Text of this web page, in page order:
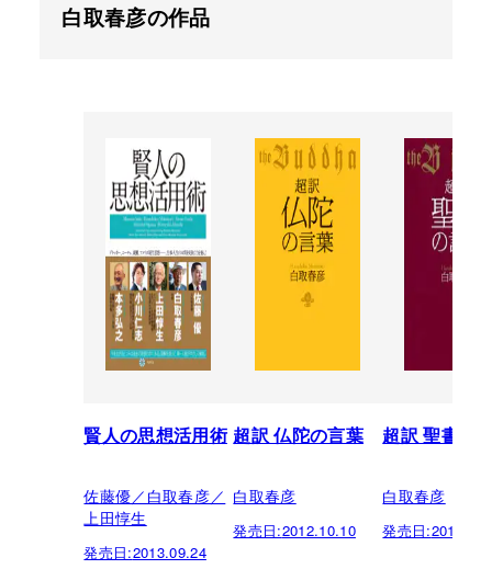
白取春彦の作品
賢人の思想活用術
佐藤優／白取春彦／
上田惇生
発売日:2013.09.24
超訳 仏陀の言葉
白取春彦
発売日:2012.10.10
超訳 聖書の
白取春彦
発売日: